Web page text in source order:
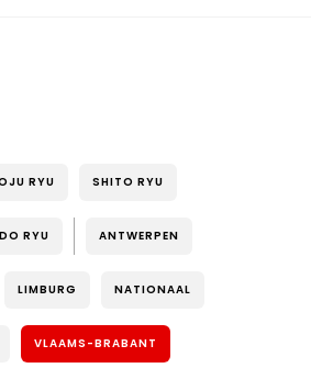
RYU SHITO RYU
RYU ANTWERPEN
LIMBURG NATIONAAL
VLAAMS-BRABANT